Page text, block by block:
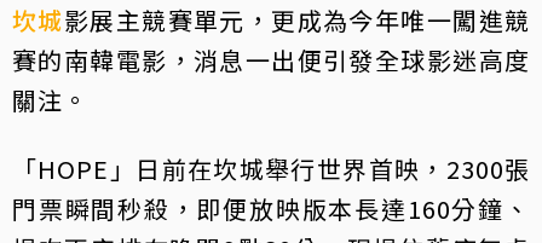
坎城影展主競賽單元，更成為今年唯一闖進競
賽的南韓電影，消息一出便引發全球影迷高度
關注。
「HOPE」日前在坎城舉行世界首映，2300張
門票瞬間秒殺，即便放映版本長達160分鐘、